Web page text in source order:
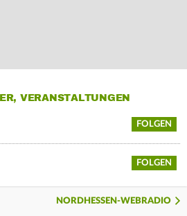
VERANSTALTUNGEN
FOLGEN
FOLGEN
NORDHESSEN-WEBRADIO